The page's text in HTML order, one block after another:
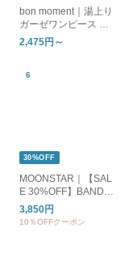
bon moment｜湯上り
ガーゼワンピース ル
ームワンピース
2,475円～
30%OFF
MOONSTAR｜【SAL
E 30%OFF】BANDBA
LLET バンドバレー バ
レーシューズ フラッ
3,850円
10％OFFクーポン